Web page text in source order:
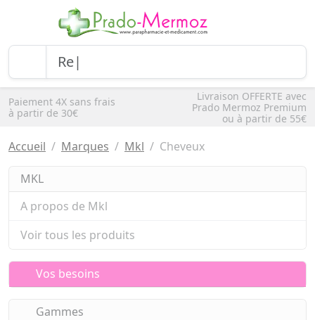
Paiement 4X sans frais
à partir de 30€
Livraison OFFERTE avec
Prado Mermoz Premium
ou à partir de 55€
Accueil Marques Mkl Cheveux
MKL
A propos de Mkl
Voir tous les produits
Vos besoins
Gammes